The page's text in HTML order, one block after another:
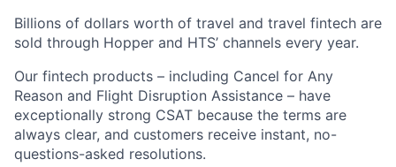
Billions of dollars worth of travel and travel fintech are
sold through Hopper and HTS’ channels every year.
Our fintech products – including Cancel for Any
Reason and Flight Disruption Assistance – have
exceptionally strong CSAT because the terms are
always clear, and customers receive instant, no-
questions-asked resolutions.